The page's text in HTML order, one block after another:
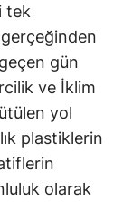
tek
gün
ve İklim
yol
plastiklerin
olarak